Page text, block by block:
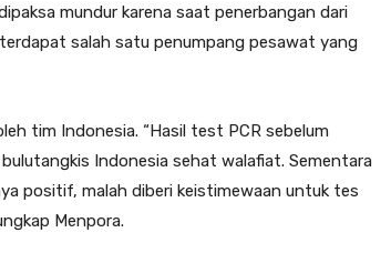
mundur karena saat penerbangan dari
salah satu penumpang pesawat yang
tim Indonesia. “Hasil test PCR sebelum
Indonesia sehat walafiat. Sementara
positif, malah diberi keistimewaan untuk tes
Menpora.